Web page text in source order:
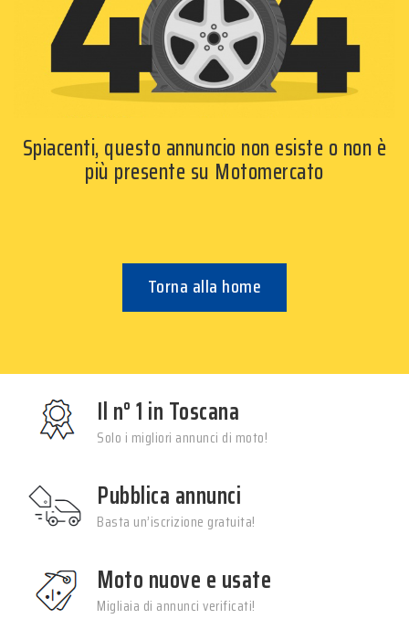
Spiacenti, questo annuncio non esiste o non è
più presente su Motomercato
Torna alla home
Il n° 1 in Toscana
Solo i migliori annunci di moto!
Pubblica annunci
Basta un’iscrizione gratuita!
Moto nuove e usate
Migliaia di annunci verificati!